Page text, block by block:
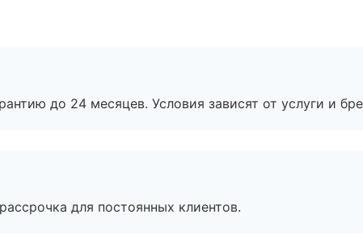
до 24 месяцев. Условия зависят от услуги и
для постоянных клиентов.